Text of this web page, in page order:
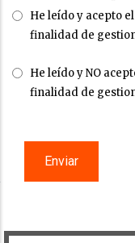
He leído y acepto
finalidad de
He leído y NO
finalidad de